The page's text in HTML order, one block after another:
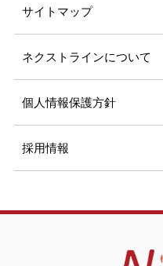
サイトマップ
ネクストラインについて
個人情報保護方針
採用情報